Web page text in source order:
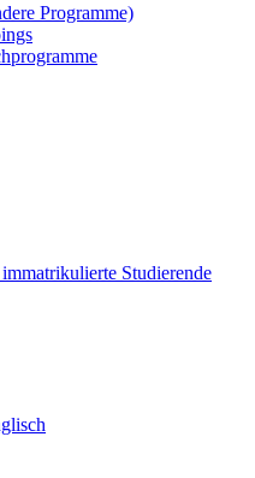
Programme)
Studierende